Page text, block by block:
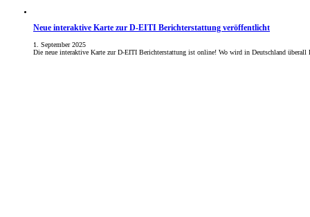
Neue interaktive Karte zur D-EITI Berichterstattung veröffentlicht
1. September 2025
Die neue interaktive Karte zur D-EITI Berichterstattung ist online! Wo wird in Deutschland überall